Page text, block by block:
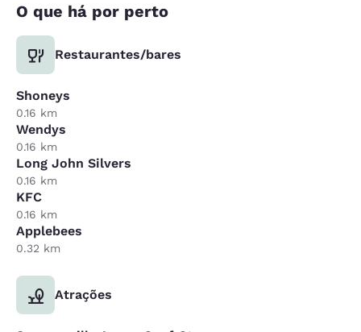
O que há por perto
Restaurantes/bares
Shoneys
0.16 km
Wendys
0.16 km
Long John Silvers
0.16 km
KFC
0.16 km
Applebees
0.32 km
Atrações